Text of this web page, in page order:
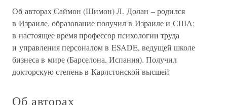
Об авторах Саймон (Шимон) Л. Долан – родился
в Израиле, образование получил в Израиле и США;
в настоящее время профессор психологии труда
и управления персоналом в ESADE, ведущей школе
бизнеса в мире (Барселона, Испания). Получил
докторскую степень в Карлстонской высшей
Об авторах